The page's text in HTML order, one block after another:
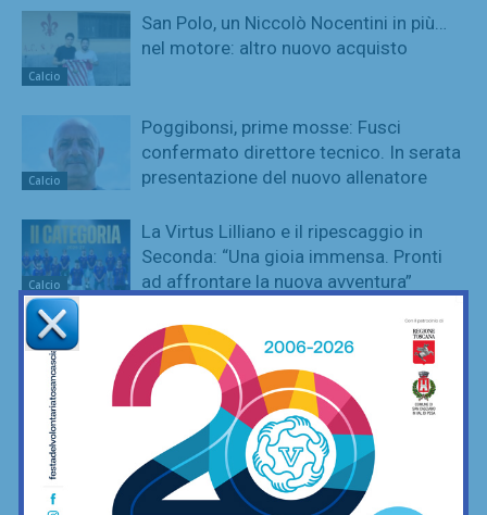
Calcio
San Polo, un Niccolò Nocentini in più…
nel motore: altro nuovo acquisto
Calcio
Poggibonsi, prime mosse: Fusci
confermato direttore tecnico. In serata
presentazione del nuovo allenatore
Calcio
La Virtus Lilliano e il ripescaggio in
Seconda: “Una gioia immensa. Pronti
ad affrontare la nuova avventura”
Calcio
Grassina al lavoro per la stagione
2026/27, sospeso ancora tra due
categorie